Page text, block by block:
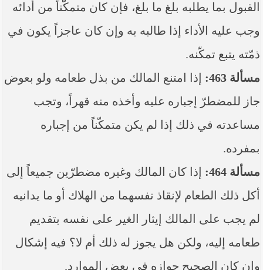
القبول بما يطلبه بلغ ما بلغ، فإن كان متمكّناً من أدائه
وجب عليه الأداء إذا طالبه به وإن كان عاجزاً يكون في
ذمّته يتبع تمكّنه.
مسألة 463:
إذا امتنع المالك من بذل طعامه ولو بعوض
جاز للمضطرّ إجباره عليه وأخذه منه قهراً، وتجب
مساعدته في ذلك إذا لم يكن متمكّناً من إجباره
بمفرده.
مسألة 464:
إذا كان المالك وغيره مضطرّين جميعاً إلى
أكل ذلك الطعام لإنقاذ نفسهما من الهلاك أو ما يدانيه
لم يجب على المالك إيثار الغير على نفسه بتقديم
طعامه إليه، ولكن هل يجوز له ذلك أم لا؟ فيه إشكال
وإن كان الصحيح جوازه في بعض الموارد.